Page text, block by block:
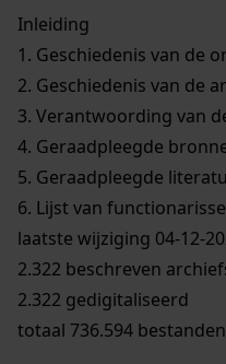
Inleiding
1. Geschiedenis van de
2. Geschiedenis van de
3. Verantwoording van
4. Geraadpleegde
5. Geraadpleegde
6. Lijst van
laatste wijziging 04-12-
2.322 beschreven
2.322 gedigitaliseerd
totaal 736.594 bestanden